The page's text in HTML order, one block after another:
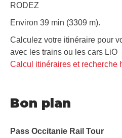
RODEZ
Environ 39 min (3309 m).
Calculez votre itinéraire pour
avec les trains ou les cars LiO
Calcul itinéraires et recherche
Bon plan
Pass Occitanie Rail Tour​